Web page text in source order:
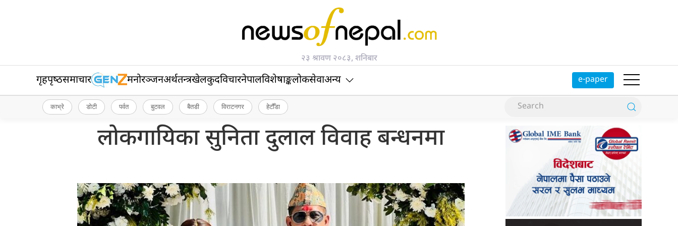
२३ श्रावण २०८३, शनिबार
गृहपृष्‍ठसमाचार मनोरञ्जनअर्थतन्त्रखेलकुदविचारनेपालविशेषाङ्कलोकसेवाअन्य e-paper
काभ्रे डोटी पर्वत बुटवल बैतडी विराटनगर हेटौँडा
लोकगायिका सुनिता दुलाल विवाह बन्धनमा